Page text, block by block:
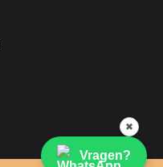
✖
Vragen?